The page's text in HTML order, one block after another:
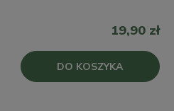
19,90 zł
DO KOSZYKA